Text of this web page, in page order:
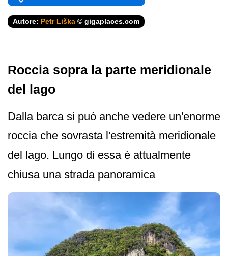
Autore: Petr Liška © gigaplaces.com
Roccia sopra la parte meridionale
del lago
Dalla barca si può anche vedere un'enorme
roccia che sovrasta l'estremità meridionale
del lago. Lungo di essa è attualmente
chiusa una strada panoramica